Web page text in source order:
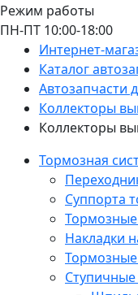
Режим работы
ПН-ПТ 10:00-18:00
Интернет-
Каталог
Автозапчасти
Коллекторы
Коллекторы
Тормозная
Суппорта
Накладки
Тормозные
Ступичные